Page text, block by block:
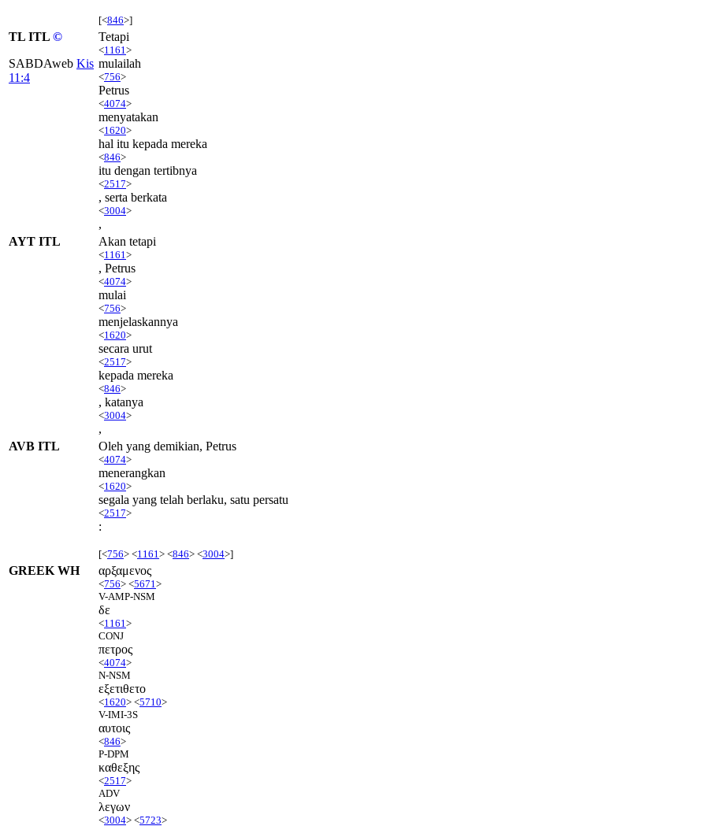
[<846>]
TL ITL ©
SABDAweb Kis
11:4
Tetapi
<1161 >
mulailah
<756>
Petrus
<4074>
menyatakan
<1620>
hal itu kepada mereka
<846>
itu dengan tertibnya
<2517>
, serta berkata
<3004>
,
AYT ITL
Akan tetapi
<1161 >
, Petrus
<4074>
mulai
<756>
menjelaskannya
<1620>
secara urut
<2517>
kepada mereka
<846>
, katanya
<3004>
,
AVB ITL
Oleh yang demikian, Petrus
<4074>
menerangkan
<1620>
segala yang telah berlaku, satu persatu
<2517>
:
[<756> <1161 > <846> <3004>]
GREEK WH αρξαμενος
<756> <5671 >
V-AMP-NSM
δε
<1161 >
CONJ
πετρος
<4074>
N-NSM
εξετιθετο
<1620> <5710>
V-IMI-3S
αυτοις
<846>
P-DPM
καθεξης
<2517>
ADV
λεγων
<3004> <5723>